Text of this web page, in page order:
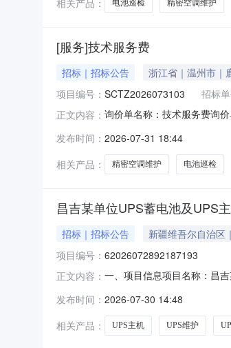
电池巡检 精密空调维护
[服务]技术服务费
招标｜招标公告 浙江省｜温州市｜
项目编号： SCTZ2026073103 招标单
正文内容： 询价单名称：技术服务费询
价价格类型:收货地址:温州序
发布时间： 2026-07-31 18:44
相关产品：
精密空调维护 电池巡检
昌吉某单位UPS蓄电池及UPS
招标｜招标公告 新疆维吾尔自治区
项目编号： 62026072892187193
正文内容： 一、项目信息项目名称：昌
购法》第二十二条的规定。
发布时间： 2026-07-30 14:48
相关产品：
UPS主机 UPS维护